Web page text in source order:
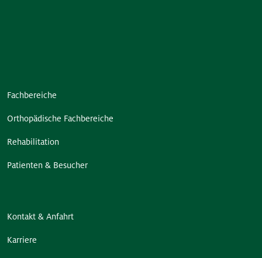
Fachbereiche
Orthopädische Fachbereiche
Rehabilitation
Patienten & Besucher
Kontakt & Anfahrt
Karriere